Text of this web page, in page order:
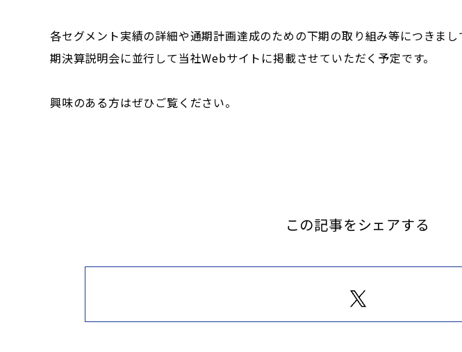
各セグメント実績の詳細や通期計画達成のための下期の取り組み等につきま
期決算説明会に並行して当社Webサイトに掲載させていただく予定です。
興味のある方はぜひご覧ください。
この記事をシェアする